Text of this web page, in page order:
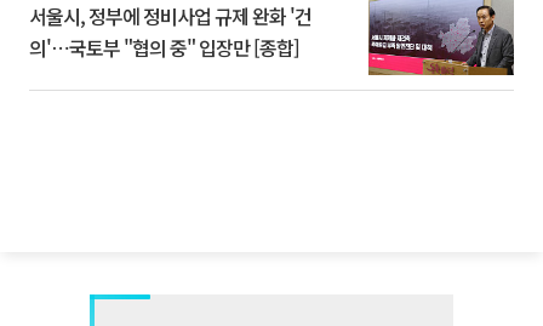
서울시, 정부에 정비사업 규제 완화 '건
의'⋯국토부 "협의 중" 입장만 [종합]